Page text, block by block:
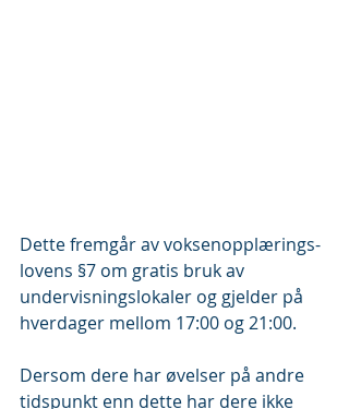
Dette fremgår av voksenopplærings-
lovens §7 om gratis bruk av
undervisningslokaler og gjelder på
hverdager mellom 17:00 og 21:00.
Dersom dere har øvelser på andre
tidspunkt enn dette har dere ikke